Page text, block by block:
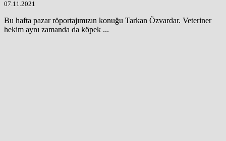
07.11.2021
Bu hafta pazar röportajımızın konuğu Tarkan Özvardar. Veteriner
hekim aynı zamanda da köpek ...